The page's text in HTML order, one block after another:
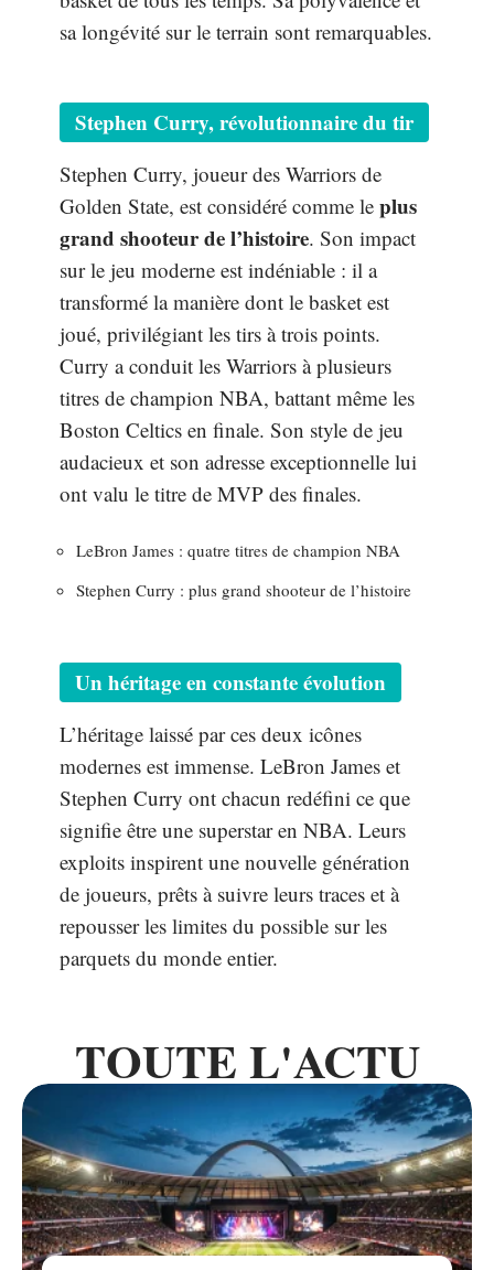
sa longévité sur le terrain sont remarquables.
Stephen Curry, révolutionnaire du tir
Stephen Curry, joueur des Warriors de
Golden State, est considéré comme le plus
grand shooteur de l’histoire. Son impact
sur le jeu moderne est indéniable : il a
transformé la manière dont le basket est
joué, privilégiant les tirs à trois points.
Curry a conduit les Warriors à plusieurs
titres de champion NBA, battant même les
Boston Celtics en finale. Son style de jeu
audacieux et son adresse exceptionnelle lui
ont valu le titre de MVP des finales.
LeBron James : quatre titres de champion NBA
Stephen Curry : plus grand shooteur de l’histoire
Un héritage en constante évolution
L’héritage laissé par ces deux icônes
modernes est immense. LeBron James et
Stephen Curry ont chacun redéfini ce que
signifie être une superstar en NBA. Leurs
exploits inspirent une nouvelle génération
de joueurs, prêts à suivre leurs traces et à
repousser les limites du possible sur les
parquets du monde entier.
TOUTE L'ACTU